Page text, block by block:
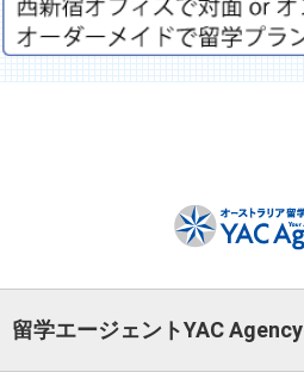
留学エージェントYAC Agency